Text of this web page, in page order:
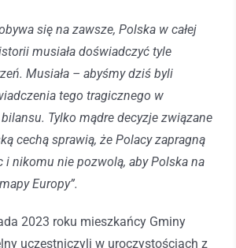
się na zawsze, Polska w całej
musiała doświadczyć tyle
Musiała – abyśmy dziś byli
tego tragicznego w
Tylko mądre decyzje związane
cechą sprawią, że Polacy zapragną
i nikomu nie pozwolą, aby Polska na
Europy”.
2023 roku mieszkańcy Gminy
uczestniczyli w uroczystościach z